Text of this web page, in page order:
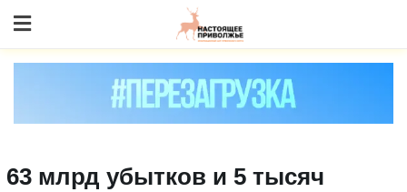
to content
63 млрд убытков и 5 тысяч